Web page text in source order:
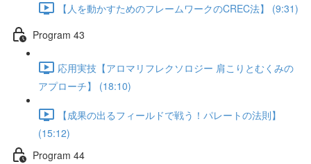
【人を動かすためのフレームワークのCREC法】 (9:31)
Program 43
応用実技【アロマリフレクソロジー 肩こりとむくみの
アプローチ】 (18:10)
【成果の出るフィールドで戦う！パレートの法則】
(15:12)
Program 44